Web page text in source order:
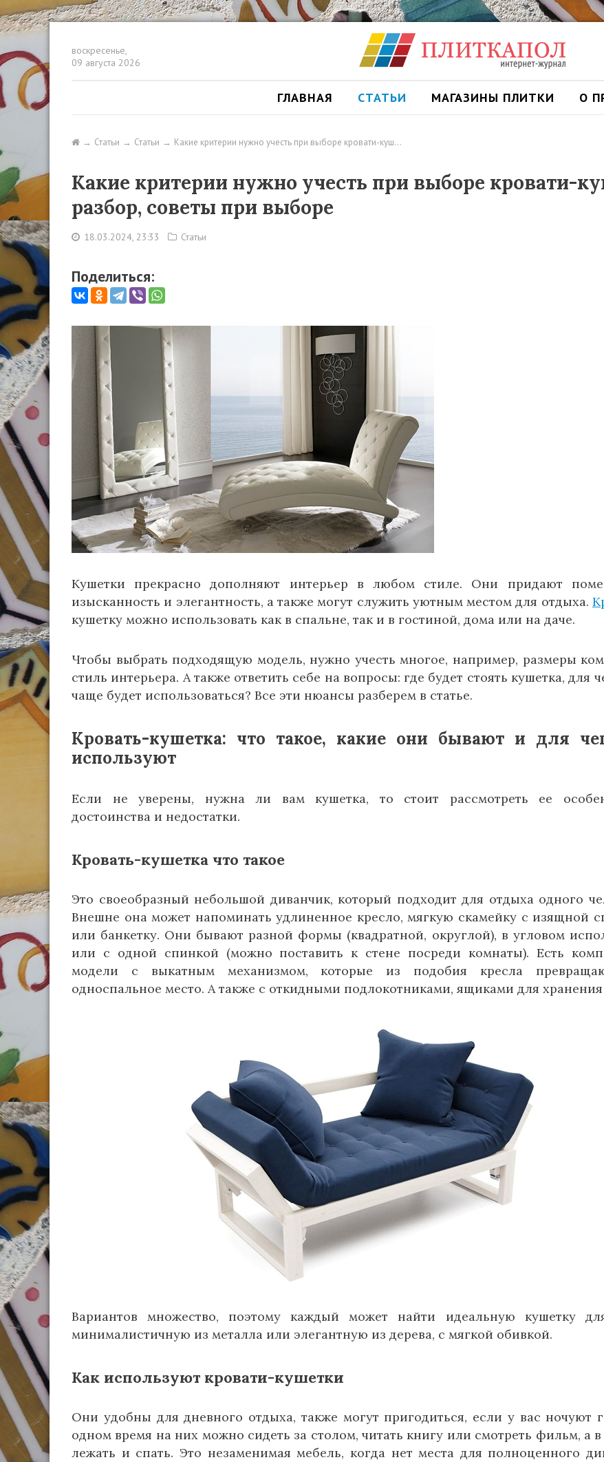
воскресенье,
09 августа 2026
ГЛАВНАЯ СТАТЬИ МАГАЗИНЫ ПЛИТКИ О
Статьи Статьи Какие критерии нужно учесть при выборе кровати-куш…
Какие критерии нужно учесть при выборе кровати-
разбор, советы при выборе
18.03.2024, 23:33 Статьи
Поделиться:
Кушетки прекрасно дополняют интерьер в любом стиле. Они придают
изысканность и элегантность, а также могут служить уютным местом для отдыха.
кушетку можно использовать как в спальне, так и в гостиной, дома или на даче.
Чтобы выбрать подходящую модель, нужно учесть многое, например, размеры
стиль интерьера. А также ответить себе на вопросы: где будет стоять кушетка, для
чаще будет использоваться? Все эти нюансы разберем в статье.
Кровать-кушетка: что такое, какие они бывают и для
используют
Если не уверены, нужна ли вам кушетка, то стоит рассмотреть ее
достоинства и недостатки.
Кровать-кушетка что такое
Это своеобразный небольшой диванчик, который подходит для отдыха одного
Внешне она может напоминать удлиненное кресло, мягкую скамейку с изящной
или банкетку. Они бывают разной формы (квадратной, округлой), в угловом
или с одной спинкой (можно поставить к стене посреди комнаты). Есть
модели с выкатным механизмом, которые из подобия кресла
односпальное место. А также с откидными подлокотниками, ящиками для хранения
Вариантов множество, поэтому каждый может найти идеальную кушетку
минималистичную из металла или элегантную из дерева, с мягкой обивкой.
Как используют кровати-кушетки
Они удобны для дневного отдыха, также могут пригодиться, если у вас ночуют
одном время на них можно сидеть за столом, читать книгу или смотреть фильм, а в
лежать и спать. Это незаменимая мебель, когда нет места для полноценного